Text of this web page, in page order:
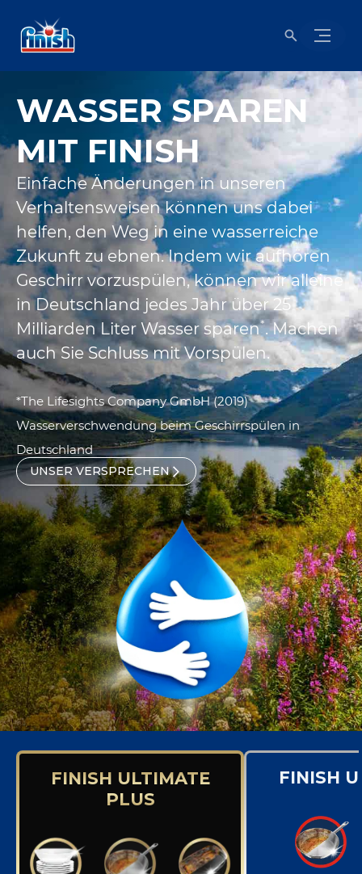
WASSER SPAREN
MIT FINISH
Einfache Änderungen in unseren
Verhaltensweisen können uns dabei
helfen, den Weg in eine wasserreiche
Zukunft zu ebnen. Indem wir aufhören
Geschirr vorzuspülen, können wir alleine
in Deutschland jedes Jahr über 25
Milliarden Liter Wasser sparen*. Machen
auch Sie Schluss mit Vorspülen.
*The Lifesights Company GmbH (2019)
Wasserverschwendung beim Geschirrspülen in
Deutschland
UNSER VERSPRECHEN
FINISH ULTIMATE
PLUS
FINISH